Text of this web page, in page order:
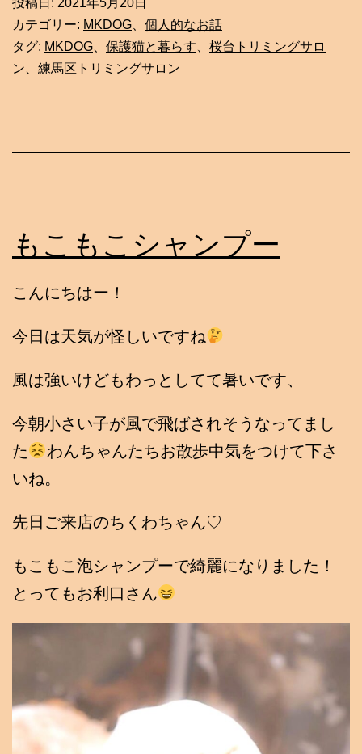
投稿日: 2021年5月20日
カテゴリー: MKDOG
個人的なお話
タグ: MKDOG 保護猫と暮らす
桜台トリミングサロ
ン
練馬区トリミングサロン
もこもこシャンプー
こんにちはー！
今日は天気が怪しいですね
風は強いけどもわっとしてて暑いです、
今朝小さい子が風で飛ばされそうなってまし
た
わんちゃんたちお散歩中気をつけて下さ
いね。
先日ご来店のちくわちゃん♡
もこもこ泡シャンプーで綺麗になりました！
とってもお利口さん